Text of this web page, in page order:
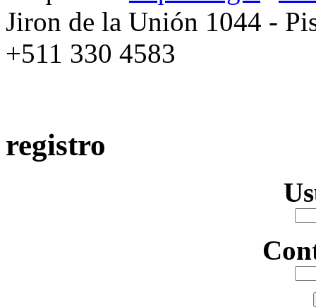
Jiron de la Unión 1044 -
+511 330 4583
registro